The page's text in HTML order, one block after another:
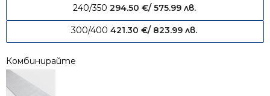
240/350 294.50 €/ 575.99 лв.
300/400 421.30 €/ 823.99 лв.
Комбинирайте